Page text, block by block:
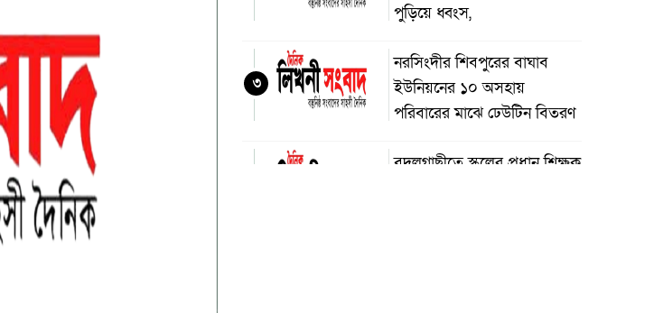
পুড়িয়ে ধ্বংস,
নরসিংদীর শিবপুরের বাঘাব
ইউনিয়নের ১০ অসহায়
পরিবারের মাঝে ঢেউটিন বিতরণ
৩
বদলগাছীতে স্কুলের প্রধান শিক্ষক